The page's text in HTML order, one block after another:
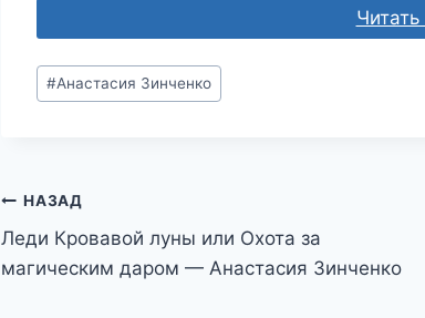
Метки
записи:
#Анастасия Зинченко
Навигация
по
НАЗАД
Леди Кровавой луны или Охота за
магическим даром — Анастасия Зинченко